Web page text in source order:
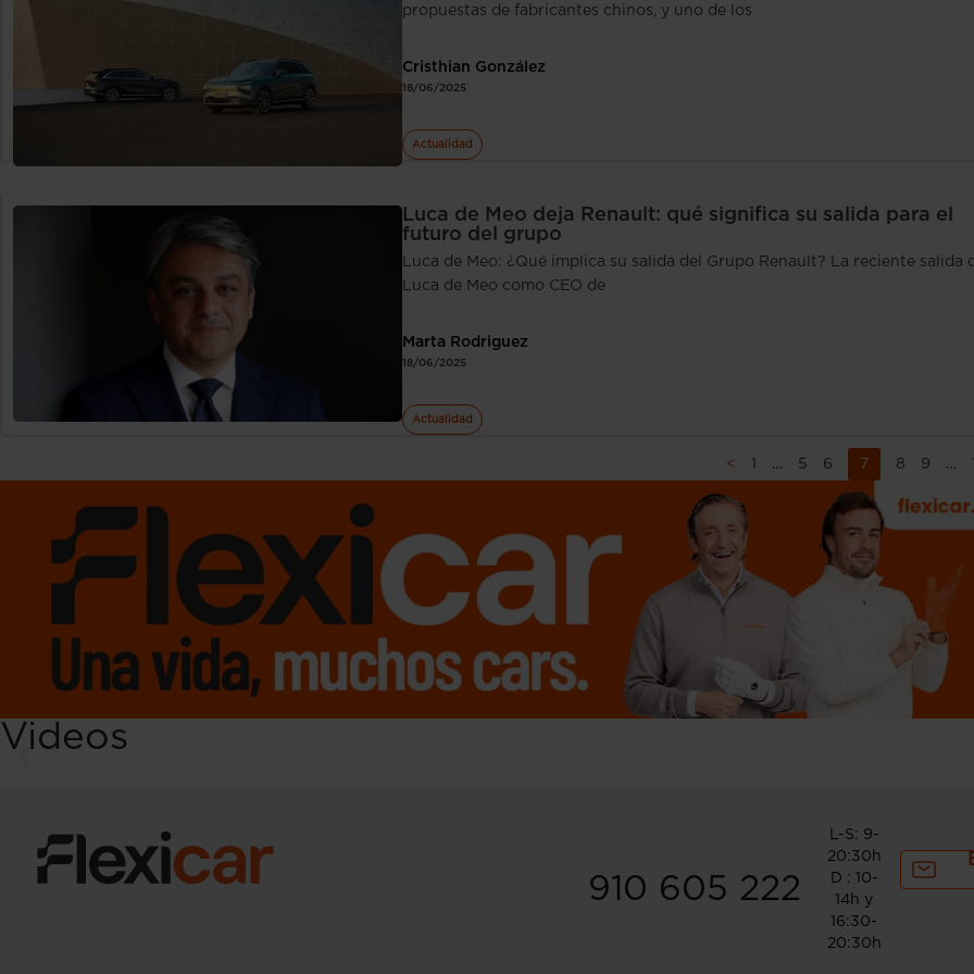
propuestas de fabricantes chinos, y uno de los
Cristhian González
18/06/2025
Actualidad
Luca de Meo deja Renault: qué significa su salida para el
futuro del grupo
Luca de Meo: ¿Qué implica su salida del Grupo Renault? La reciente salida
Luca de Meo como CEO de
Marta Rodriguez
18/06/2025
Actualidad
< 1 … 5 6 7 8 9 …
Videos
910 605 222
L-S: 9-
20:30h
D : 10-
14h y
16:30-
20:30h